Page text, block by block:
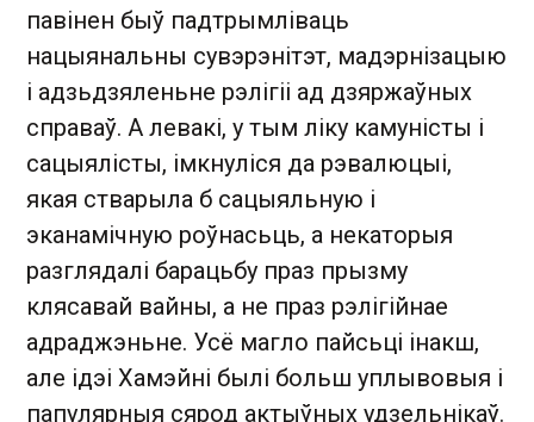
павінен быў падтрымліваць
нацыянальны сувэрэнітэт, мадэрнізацыю
і адзьдзяленьне рэлігіі ад дзяржаўных
справаў. А левакі, у тым ліку камуністы і
сацыялісты, імкнуліся да рэвалюцыі,
якая стварыла б сацыяльную і
эканамічную роўнасьць, а некаторыя
разглядалі барацьбу праз прызму
клясавай вайны, а не праз рэлігійнае
адраджэньне. Усё магло пайсьці інакш,
але ідэі Хамэйні былі больш уплывовыя і
папулярныя сярод актыўных удзельнікаў.